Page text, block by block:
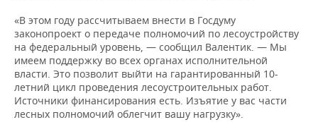
«В этом году рассчитываем внести в Госдуму
законопроект о передаче полномочий по лесоустройству
на федеральный уровень, — сообщил Валентик. — Мы
имеем поддержку во всех органах исполнительной
власти. Это позволит выйти на гарантированный 10-
летний цикл проведения лесоустроительных работ.
Источники финансирования есть. Изъятие у вас части
лесных полномочий облегчит вашу нагрузку».